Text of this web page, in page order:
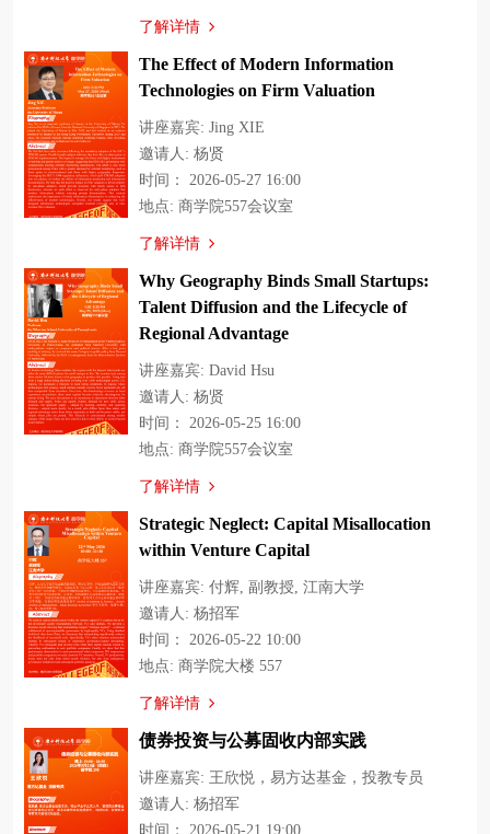
了解详情
The Effect of Modern Information
Technologies on Firm Valuation
讲座嘉宾: Jing XIE
邀请人: 杨贤
时间： 2026-05-27 16:00
地点: 商学院557会议室
了解详情
Why Geography Binds Small Startups:
Talent Diffusion and the Lifecycle of
Regional Advantage
讲座嘉宾: David Hsu
邀请人: 杨贤
时间： 2026-05-25 16:00
地点: 商学院557会议室
了解详情
Strategic Neglect: Capital Misallocation
within Venture Capital
讲座嘉宾: 付辉, 副教授, 江南大学
邀请人: 杨招军
时间： 2026-05-22 10:00
地点: 商学院大楼 557
了解详情
债券投资与公募固收内部实践
讲座嘉宾: 王欣悦，易方达基金，投教专员
邀请人: 杨招军
时间： 2026-05-21 19:00